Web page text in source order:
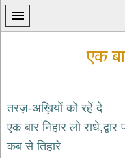
प्रथम
पन्ना
एक
तरज़-अख़ियों को रहें दे
एक बार निहार लो
कब से तिहारे